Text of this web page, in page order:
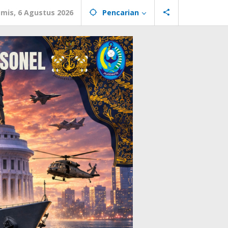
6 Agustus 2026 Pencarian